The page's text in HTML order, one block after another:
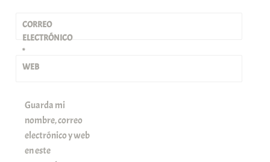
CORREO
ELECTRÓNICO
*
WEB
Guarda mi
nombre, correo
electrónico y web
en este